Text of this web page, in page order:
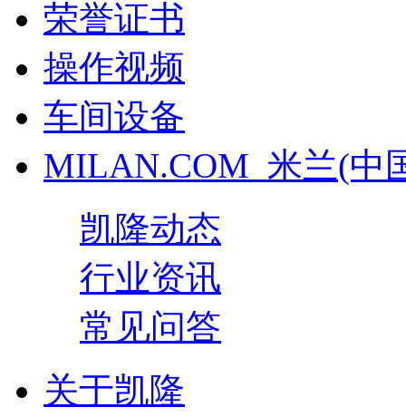
荣誉证书
操作视频
车间设备
MILAN.COM_米兰(中
凯隆动态
行业资讯
常见问答
关于凯隆